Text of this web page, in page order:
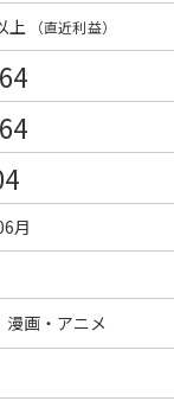
上 （直近利益）
月
漫画・アニメ